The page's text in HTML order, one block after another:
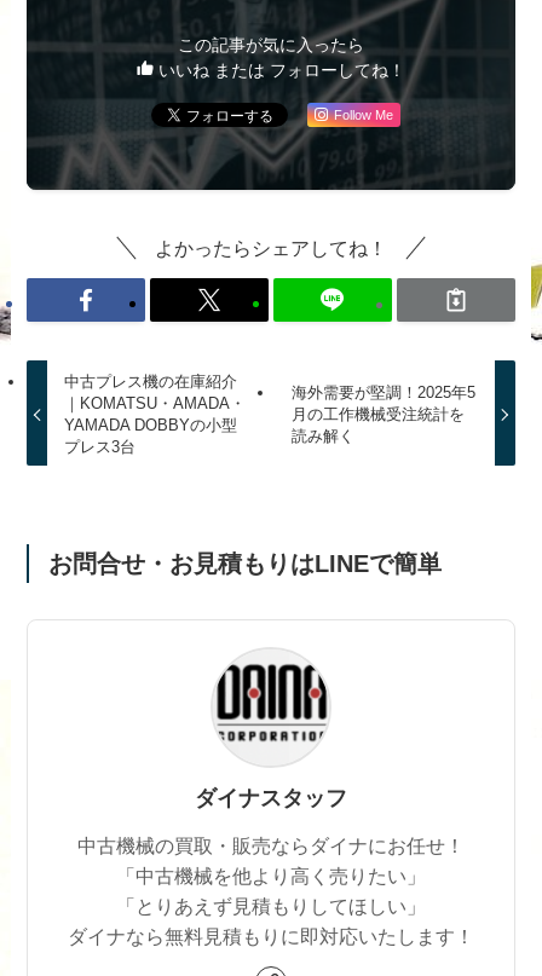
この記事が気に入ったら
いいね または フォローしてね！
Follow Me
よかったらシェアしてね！
中古プレス機の在庫紹介
｜KOMATSU・AMADA・
YAMADA DOBBYの小型
プレス3台
海外需要が堅調！2025年5
月の工作機械受注統計を
読み解く
お問合せ・お見積もりはLINEで簡単
ダイナスタッフ
中古機械の買取・販売ならダイナにお任せ！
「中古機械を他より高く売りたい」
「とりあえず見積もりしてほしい」
ダイナなら無料見積もりに即対応いたします！